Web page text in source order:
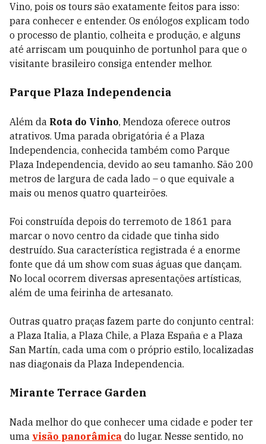
Vino, pois os tours são exatamente feitos para isso:
para conhecer e entender. Os enólogos explicam todo
o processo de plantio, colheita e produção, e alguns
até arriscam um pouquinho de portunhol para que o
visitante brasileiro consiga entender melhor.
Parque Plaza Independencia
Além da Rota do Vinho, Mendoza oferece outros
atrativos. Uma parada obrigatória é a Plaza
Independencia, conhecida também como Parque
Plaza Independencia, devido ao seu tamanho. São 200
metros de largura de cada lado – o que equivale a
mais ou menos quatro quarteirões.
Foi construída depois do terremoto de 1861 para
marcar o novo centro da cidade que tinha sido
destruído. Sua característica registrada é a enorme
fonte que dá um show com suas águas que dançam.
No local ocorrem diversas apresentações artísticas,
além de uma feirinha de artesanato.
Outras quatro praças fazem parte do conjunto central:
a Plaza Italia, a Plaza Chile, a Plaza España e a Plaza
San Martín, cada uma com o próprio estilo, localizadas
nas diagonais da Plaza Independencia.
Mirante Terrace Garden
Nada melhor do que conhecer uma cidade e poder ter
uma visão panorâmica do lugar. Nesse sentido, no